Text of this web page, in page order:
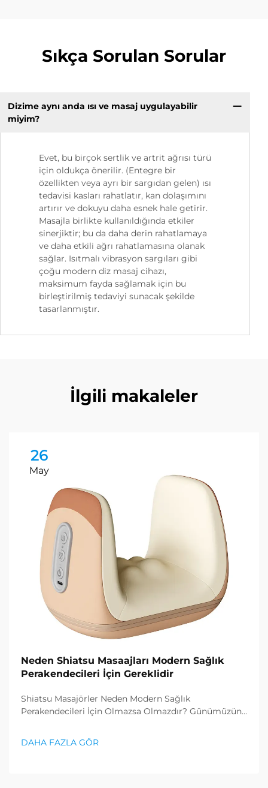
Sıkça Sorulan Sorular
Dizime aynı anda ısı ve masaj uygulayabilir
miyim?
Evet, bu birçok sertlik ve artrit ağrısı türü
için oldukça önerilir. (Entegre bir
özellikten veya ayrı bir sargıdan gelen) ısı
tedavisi kasları rahatlatır, kan dolaşımını
artırır ve dokuyu daha esnek hale getirir.
Masajla birlikte kullanıldığında etkiler
sinerjiktir; bu da daha derin rahatlamaya
ve daha etkili ağrı rahatlamasına olanak
sağlar. Isıtmalı vibrasyon sargıları gibi
çoğu modern diz masaj cihazı,
maksimum fayda sağlamak için bu
birleştirilmiş tedaviyi sunacak şekilde
tasarlanmıştır.
İlgili makaleler
26
May
Neden Shiatsu Masaajları Modern Sağlık
Perakendecileri İçin Gereklidir
Shiatsu Masajörler Neden Modern Sağlık
Perakendecileri İçin Olmazsa Olmazdır? Günümüzün
tarzı norm haline gelirken tüketiciler, fiziksel ve
zihinsel sağlıklarını öne çıkarmak için etkili yollar
DAHA FAZLA GÖR